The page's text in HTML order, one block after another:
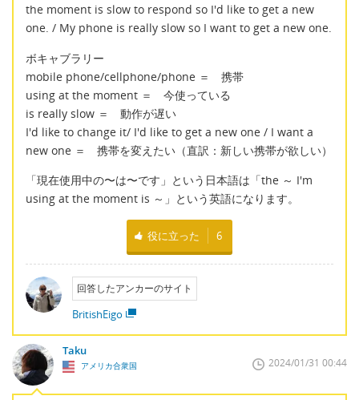
the moment is slow to respond so I'd like to get a new
one. / My phone is really slow so I want to get a new one.
ボキャブラリー
mobile phone/cellphone/phone ＝ 携帯
using at the moment ＝ 今使っている
is really slow ＝ 動作が遅い
I'd like to change it/ I'd like to get a new one / I want a
new one ＝ 携帯を変えたい（直訳：新しい携帯が欲しい）
「現在使用中の〜は〜です」という日本語は「the ～ I'm
using at the moment is ～」という英語になります。
役に立った 6
回答したアンカーのサイト
BritishEigo
Taku
アメリカ合衆国 2024/01/31 00:44